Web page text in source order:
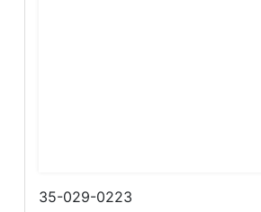
35-029-0223